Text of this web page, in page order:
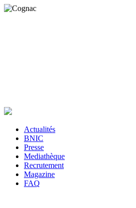
Actualités
BNIC
Presse
Mediathèque
Recrutement
Magazine
FAQ